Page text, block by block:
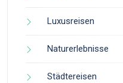
Luxusreisen
Naturerlebnisse
Städtereisen